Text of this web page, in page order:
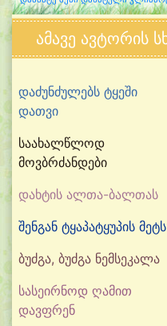
ამავე ავტორის
დაძუნძულებს ტყეში
დათვი
საახალწლოდ
მოვბრძანდები
დახტის ალთა-ბალთას
შენგან ტყაპატყუპის მეტს
ბუძგა, ბუძგა ნემსეკალა
სასეირნოდ ღამით
დავფრენ